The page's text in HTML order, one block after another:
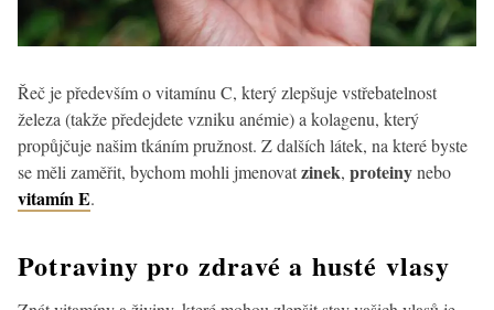
Řeč je především o vitamínu C, který zlepšuje vstřebatelnost
železa (takže předejdete vzniku anémie) a kolagenu, který
propůjčuje našim tkáním pružnost. Z dalších látek, na které byste
se měli zaměřit, bychom mohli jmenovatzinek, proteinynebo
vitamín E.
Potraviny pro zdravé a husté vlasy